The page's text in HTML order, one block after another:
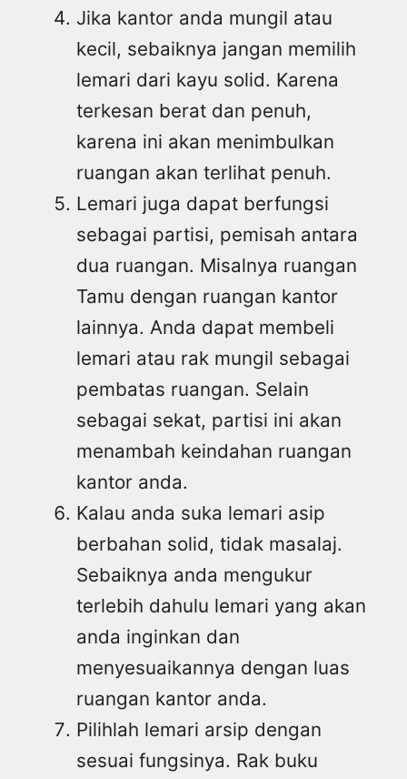
Jika kantor anda mungil atau
kecil, sebaiknya jangan memilih
lemari dari kayu solid. Karena
terkesan berat dan penuh,
karena ini akan menimbulkan
ruangan akan terlihat penuh.
Lemari juga dapat berfungsi
sebagai partisi, pemisah antara
dua ruangan. Misalnya ruangan
Tamu dengan ruangan kantor
lainnya. Anda dapat membeli
lemari atau rak mungil sebagai
pembatas ruangan. Selain
sebagai sekat, partisi ini akan
menambah keindahan ruangan
kantor anda.
Kalau anda suka lemari asip
berbahan solid, tidak masalaj.
Sebaiknya anda mengukur
terlebih dahulu lemari yang akan
anda inginkan dan
menyesuaikannya dengan luas
ruangan kantor anda.
Pilihlah lemari arsip dengan
sesuai fungsinya. Rak buku